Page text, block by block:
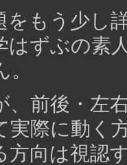
をもう少し
はずぶの素
、前後・左
実際に動く
方向は視認